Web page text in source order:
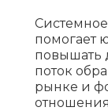
помогает
повышать
поток
рынке и